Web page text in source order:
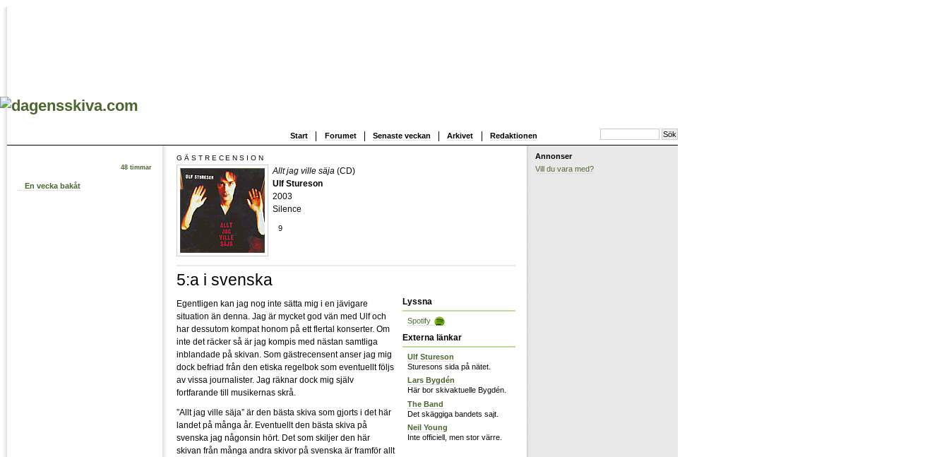
Start Forumet Senaste veckan Arkivet Redaktionen
48 timmar
En vecka bakåt
GÄSTRECENSION
Allt jag ville säja (CD)
Ulf Stureson
2003
Silence
9
5:a i svenska
Lyssna
Spotify
Externa länkar
Ulf Stureson
Sturesons sida på nätet.
Lars Bygdén
Här bor skivaktuelle Bygdén.
The Band
Det skäggiga bandets sajt.
Neil Young
Inte officiell, men stor värre.
Egentligen kan jag nog inte sätta mig i en jävigare
situation än denna. Jag är mycket god vän med Ulf och
har dessutom kompat honom på ett flertal konserter. Om
inte det räcker så är jag kompis med nästan samtliga
inblandade på skivan. Som gästrecensent anser jag mig
dock befriad från den etiska regelbok som eventuellt följs
av vissa journalister. Jag räknar dock mig själv
fortfarande till musikernas skrå.
”Allt jag ville säja” är den bästa skiva som gjorts i det här
landet på många år. Eventuellt den bästa skiva på
svenska jag någonsin hört. Det som skiljer den här
skivan från många andra skivor på svenska är framför allt
Annonser
Vill du vara med?